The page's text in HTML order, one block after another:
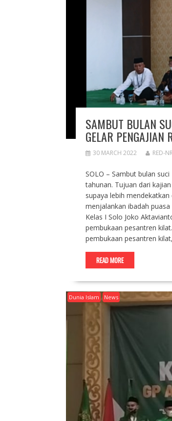
SAMBUT BULAN
GELAR PENGAJIAN
30 MARCH 2022 RED-NR
SOLO – Sambut bulan
tahunan. Tujuan dari
supaya lebih
menjalankan ibadah
Kelas I Solo Joko
pembukaan pesantren
pembukaan pesantren
READ MORE
Dunia Islam News